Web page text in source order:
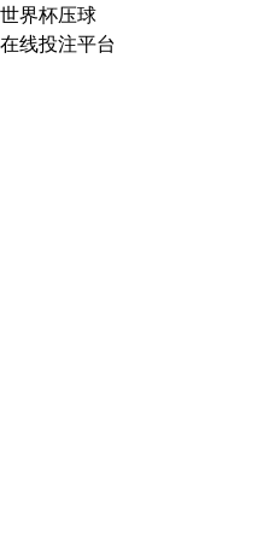
世界杯压球
在线投注平台